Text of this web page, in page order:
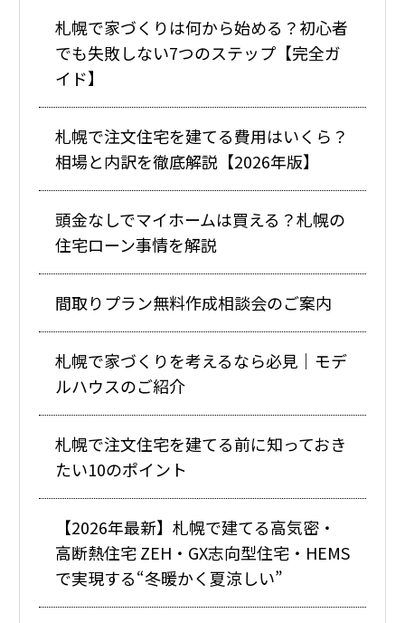
札幌で家づくりは何から始める？初心者
でも失敗しない7つのステップ【完全ガ
イド】
札幌で注文住宅を建てる費用はいくら？
相場と内訳を徹底解説【2026年版】
頭金なしでマイホームは買える？札幌の
住宅ローン事情を解説
間取りプラン無料作成相談会のご案内
札幌で家づくりを考えるなら必見｜モデ
ルハウスのご紹介
札幌で注文住宅を建てる前に知っておき
たい10のポイント
【2026年最新】札幌で建てる高気密・
高断熱住宅 ZEH・GX志向型住宅・HEMS
で実現する“冬暖かく夏涼しい”